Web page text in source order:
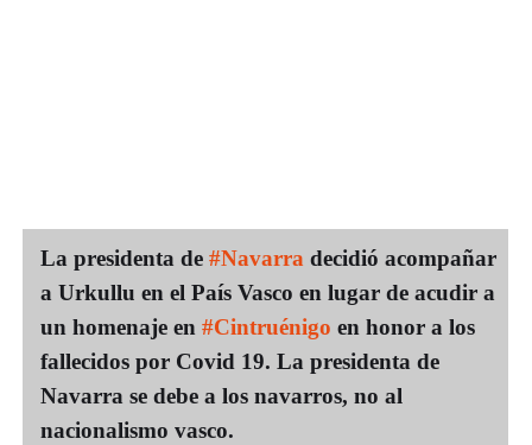
La presidenta de #Navarra decidió acompañar
a Urkullu en el País Vasco en lugar de acudir a
un homenaje en #Cintruénigo en honor a los
fallecidos por Covid 19. La presidenta de
Navarra se debe a los navarros, no al
nacionalismo vasco.